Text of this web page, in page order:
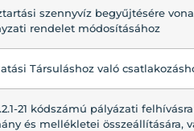
szennyvíz begyűjtésére
rendelet módosításához
Társuláshoz való
21 kódszámú pályázati felhívásra
és mellékletei összeállítására,